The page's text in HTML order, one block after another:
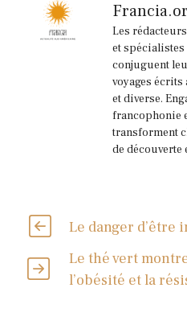
Les
et
conjuguent
voyages
et diverse.
francophonie
transforment
de découverte
Le danger d’être
Le thé vert
l’obésité et la